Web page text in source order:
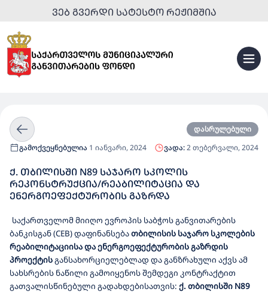
ᲕᲔᲑ ᲒᲕᲔᲠᲓᲘ ᲡᲐᲢᲔᲡᲢᲝ ᲠᲔᲟᲘᲛᲨᲘᲐ
დასრულებული
გამოქვეყნებულია 1 იანვარი, 2024 ვადა:2 თებერვალი, 2024
Ქ. ᲗᲑᲘᲚᲘᲡᲨᲘ N89 ᲡᲐᲯᲐᲠᲝ ᲡᲙᲝᲚᲘᲡ
ᲠᲔᲙᲝᲜᲡᲢᲠᲣᲥᲪᲘᲐ/ᲠᲔᲐᲑᲘᲚᲘᲢᲐᲪᲘᲐ ᲓᲐ
ᲔᲜᲔᲠᲒᲝᲔᲤᲔᲥᲢᲣᲠᲝᲑᲘᲡ ᲒᲐᲖᲠᲓᲐ
საქართველომ მიიღო ევროპის საბჭოს განვითარების
ბანკისგან(CEB)დაფინანსებათბილისის საჯარო სკოლების
რეაბილიტაციისა და ენერგოეფექტურობის გაზრდის
პროექტისგანსახორციელებლად დაგანზრახული აქვს ამ
სახსრების ნაწილი გამოიყენოს შემდეგი კონტრაქტით
გათვალისწინებული გადახდებისათვის: ქ. თბილისში N89